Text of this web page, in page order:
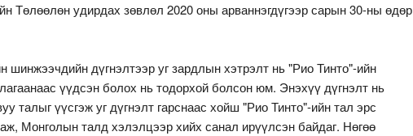
Төлөөлөн удирдах зөвлөл 2020 оны арваннэгдүгээр сарын 30-ны өдөр
шинжээчдийн дүгнэлтээр уг зардлын хэтрэлт нь "Рио Тинто"-ийн
үүдсэн болох нь тодорхой болсон юм. Энэхүү дүгнэлт нь
талыг үүсгэж уг дүгнэлт гарснаас хойш "Рио Тинто"-ийн тал эрс
Монголын талд хэлэлцээр хийх санал ирүүлсэн байдаг. Нөгөө